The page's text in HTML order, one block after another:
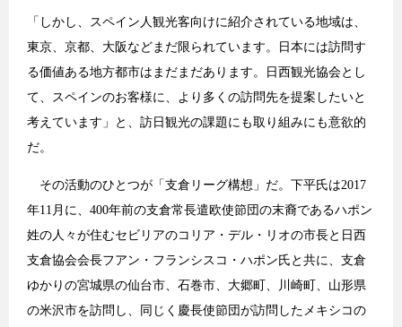
「しかし、スペイン人観光客向けに紹介されている地域は、
東京、京都、大阪などまだ限られています。日本には訪問す
る価値ある地方都市はまだまだあります。日西観光協会とし
て、スペインのお客様に、より多くの訪問先を提案したいと
考えています」と、訪日観光の課題にも取り組みにも意欲的
だ。
その活動のひとつが「支倉リーグ構想」だ。下平氏は2017
年11月に、400年前の支倉常長遣欧使節団の末裔であるハポン
姓の人々が住むセビリアのコリア・デル・リオの市長と日西
支倉協会会長フアン・フランシスコ・ハポン氏と共に、支倉
ゆかりの宮城県の仙台市、石巻市、大郷町、川崎町、山形県
の米沢市を訪問し、同じく慶長使節団が訪問したメキシコの